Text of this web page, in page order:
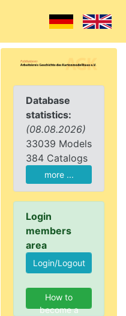
Database
statistics:
(08.08.2026)
33039 Models
384 Catalogs
more ...
Login
members
area
How to
become a